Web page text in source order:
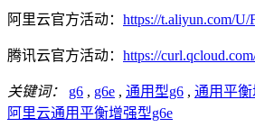
阿里云官方活动： https://t.aliyun.com/U/
腾讯云官方活动： https://
关键词： g6 , g6e , 通用型g6 , 通用平衡
阿里云通用平衡增强型g6e